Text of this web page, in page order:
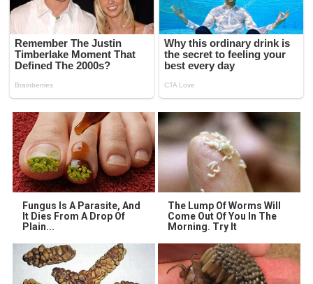
Fungus Is A Parasite, And
It Dies From A Drop Of
Plain...
The Lump Of Worms Will
Come Out Of You In The
Morning. Try It